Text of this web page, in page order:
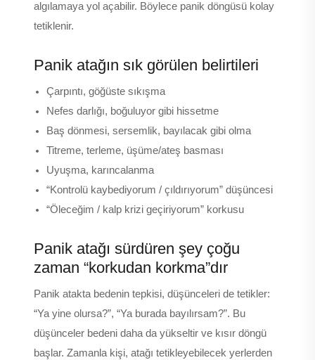
algılamaya yol açabilir. Böylece panik döngüsü kolay
tetiklenir.
Panik atağın sık görülen belirtileri
Çarpıntı, göğüste sıkışma
Nefes darlığı, boğuluyor gibi hissetme
Baş dönmesi, sersemlik, bayılacak gibi olma
Titreme, terleme, üşüme/ateş basması
Uyuşma, karıncalanma
“Kontrolü kaybediyorum / çıldırıyorum” düşüncesi
“Öleceğim / kalp krizi geçiriyorum” korkusu
Panik atağı sürdüren şey çoğu
zaman “korkudan korkma”dır
Panik atakta bedenin tepkisi, düşünceleri de tetikler:
“Ya yine olursa?”, “Ya burada bayılırsam?”. Bu
düşünceler bedeni daha da yükseltir ve kısır döngü
başlar. Zamanla kişi, atağı tetikleyebilecek yerlerden